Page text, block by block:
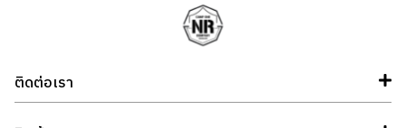
ติดต่อเรา